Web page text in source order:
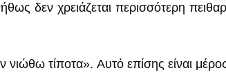
δεν χρειάζεται περισσότερη
τίποτα». Αυτό επίσης είναι